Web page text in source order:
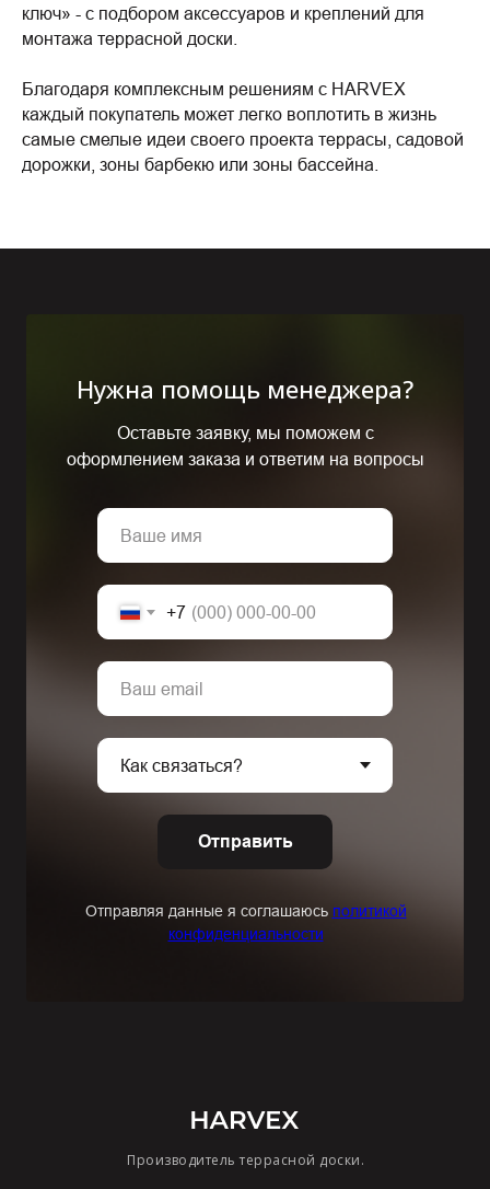
ключ» - с подбором аксессуаров и креплений для
монтажа террасной доски.
Благодаря комплексным решениям с HARVEX
каждый покупатель может легко воплотить в жизнь
самые смелые идеи своего проекта террасы, садовой
дорожки, зоны барбекю или зоны бассейна.
Нужна помощь менеджера?
+7
Отправить
Оставьте заявку, мы поможем с
оформлением заказа и ответим на вопросы
Отправляя данные я соглашаюсь политикой
конфиденциальности
Производитель террасной доски.